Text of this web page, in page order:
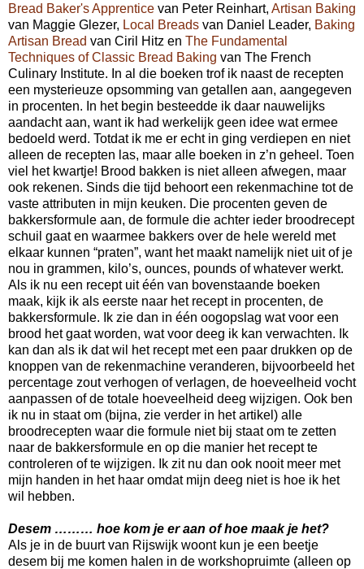
Bread Baker's Apprentice van Peter Reinhart, Artisan Baking
van Maggie Glezer, Local Breads van Daniel Leader, Baking
Artisan Bread van Ciril Hitz en The Fundamental
Techniques of Classic Bread Baking van The French
Culinary Institute. In al die boeken trof ik naast de recepten
een mysterieuze opsomming van getallen aan, aangegeven
in procenten. In het begin besteedde ik daar nauwelijks
aandacht aan, want ik had werkelijk geen idee wat ermee
bedoeld werd. Totdat ik me er echt in ging verdiepen en niet
alleen de recepten las, maar alle boeken in z’n geheel. Toen
viel het kwartje! Brood bakken is niet alleen afwegen, maar
ook rekenen. Sinds die tijd behoort een rekenmachine tot de
vaste attributen in mijn keuken. Die procenten geven de
bakkersformule aan, de formule die achter ieder broodrecept
schuil gaat en waarmee bakkers over de hele wereld met
elkaar kunnen “praten”, want het maakt namelijk niet uit of je
nou in grammen, kilo’s, ounces, pounds of whatever werkt.
Als ik nu een recept uit één van bovenstaande boeken
maak, kijk ik als eerste naar het recept in procenten, de
bakkersformule. Ik zie dan in één oogopslag wat voor een
brood het gaat worden, wat voor deeg ik kan verwachten. Ik
kan dan als ik dat wil het recept met een paar drukken op de
knoppen van de rekenmachine veranderen, bijvoorbeeld het
percentage zout verhogen of verlagen, de hoeveelheid vocht
aanpassen of de totale hoeveelheid deeg wijzigen. Ook ben
ik nu in staat om (bijna, zie verder in het artikel) alle
broodrecepten waar die formule niet bij staat om te zetten
naar de bakkersformule en op die manier het recept te
controleren of te wijzigen. Ik zit nu dan ook nooit meer met
mijn handen in het haar omdat mijn deeg niet is hoe ik het
wil hebben.
Desem ……… hoe kom je er aan of hoe maak je het?
Als je in de buurt van Rijswijk woont kun je een beetje
desem bij me komen halen in de workshopruimte (alleen op